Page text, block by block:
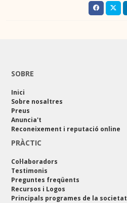
SOBRE
Inici
Sobre nosaltres
Preus
Anuncia't
Reconeixement i reputació online
PRÀCTIC
Col·laboradors
Testimonis
Preguntes freqüents
Recursos i Logos
Principals programes de la societat